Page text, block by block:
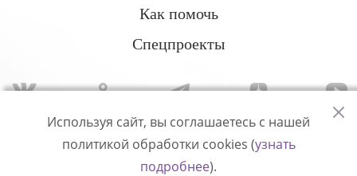
Как помочь
Спецпроекты
Политика конфиденциальности
Используя сайт, вы соглашаетесь с нашей
политикой обработки cookies (узнать
подробнее).